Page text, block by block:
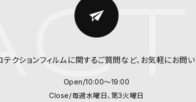
テクションフィルム に関するご質問など、 お気軽にお問い
Open/10:00～19:00
Close/毎週水曜日、第3火曜日